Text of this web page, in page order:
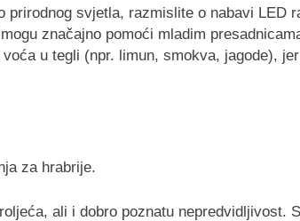
prirodnog svjetla, razmislite o nabavi LED
značajno pomoći mladim
u tegli (npr. limun, smokva, jagode),
za hrabrije.
ali i dobro poznatu nepredvidljivost.